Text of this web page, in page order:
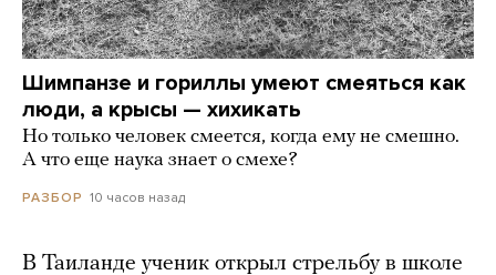
Шимпанзе и гориллы умеют смеяться как
люди, а крысы — хихикать
Но только человек смеется, когда ему не смешно.
А что еще наука знает о смехе?
РАЗБОР 10 часов назад
В Таиланде ученик открыл стрельбу в школе